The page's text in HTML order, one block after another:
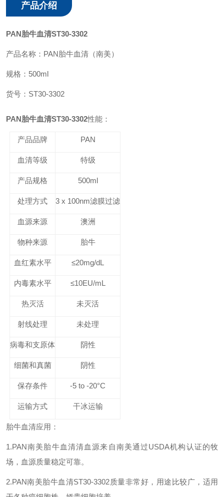
产品介绍
PAN胎牛血清ST30-3302
产品名称：PAN胎牛血清（南美）
规格：500ml
货号：ST30-3302
PAN胎牛血清ST30-3302性能：
产品品牌 PAN
血清等级 特级
产品规格 500ml
处理方式 3 x 100nm滤膜过滤
血源来源 澳洲
物种来源 胎牛
血红素水平 ≤20mg/dL
内毒素水平 ≤10EU/mL
热灭活 未灭活
射线处理 未处理
病毒和支原体 阴性
细菌和真菌 阴性
保存条件 -5 to -20°C
运输方式 干冰运输
胎牛血清应用：
1.PAN南美胎牛血清清血源来自南美通过USDA机构认证的牧
场，血源质量稳定可靠。
2.PAN南美胎牛血清ST30-3302质量非常好，用途比较广，适用